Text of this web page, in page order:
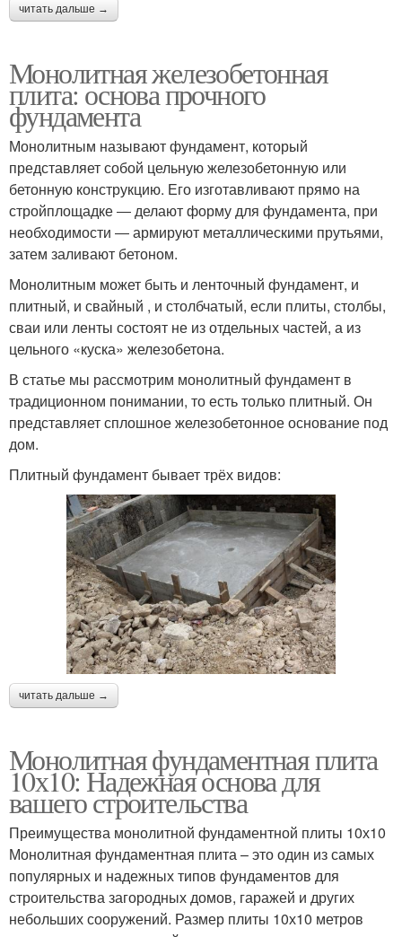
читать дальше →
Монолитная железобетонная
плита: основа прочного
фундамента
Монолитным называют фундамент, который
представляет собой цельную железобетонную или
бетонную конструкцию. Его изготавливают прямо на
стройплощадке ― делают форму для фундамента, при
необходимости ― армируют металлическими прутьями,
затем заливают бетоном.
Монолитным может быть и ленточный фундамент, и
плитный, и свайный , и столбчатый, если плиты, столбы,
сваи или ленты состоят не из отдельных частей, а из
цельного «куска» железобетона.
В статье мы рассмотрим монолитный фундамент в
традиционном понимании, то есть только плитный. Он
представляет сплошное железобетонное основание под
дом.
Плитный фундамент бывает трёх видов:
читать дальше →
Монолитная фундаментная плита
10х10: Надежная основа для
вашего строительства
Преимущества монолитной фундаментной плиты 10х10
Монолитная фундаментная плита – это один из самых
популярных и надежных типов фундаментов для
строительства загородных домов, гаражей и других
небольших сооружений. Размер плиты 10х10 метров